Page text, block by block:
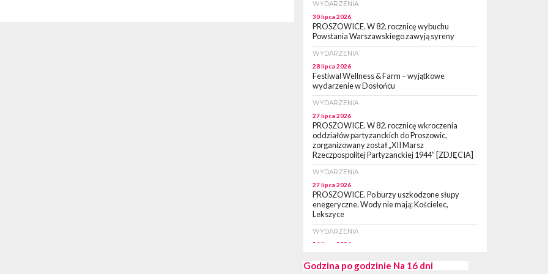
WYDARZENIA
30 lipca 2026
PROSZOWICE. W 82. rocznicę wybuchu
Powstania Warszawskiego zawyją syreny
WYDARZENIA
28 lipca 2026
Festiwal Wellness & Farm – wyjątkowe
wydarzenie w Dosłońcu
WYDARZENIA
27 lipca 2026
PROSZOWICE. W 82. rocznicę wkroczenia
oddziałów partyzanckich do Proszowic,
zorganizowany został „XII Marsz
Rzeczpospolitej Partyzanckiej 1944” [ZDJĘCIA]
WYDARZENIA
27 lipca 2026
PROSZOWICE. Po burzy uszkodzone słupy
enegeryczne. Wody nie mają: Kościelec,
Lekszyce
WYDARZENIA
24 lipca 2026
się w gronie 27 miast, które zyskają dostęp do
Godzina po godzinie Na 16 dni